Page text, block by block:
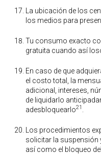
La ubicación de los
los medios para
Tu consumo exacto
gratuita cuando así
En caso de que
el costo total, la
adicional, intereses,
de liquidarlo
adesbloquearlo21
Los procedimientos
solicitar la suspensión
así como el bloqueo